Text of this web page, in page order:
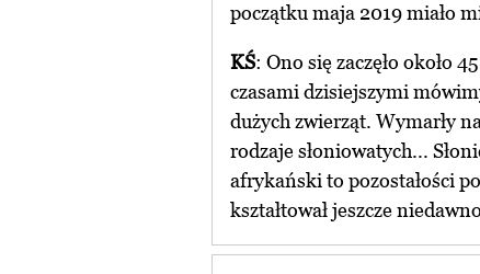
początku maja 2019 miało
KŚ: Ono się zaczęło około
czasami dzisiejszymi
dużych zwierząt. Wymarły
rodzaje słoniowatych...
afrykański to pozostałości
kształtował jeszcze